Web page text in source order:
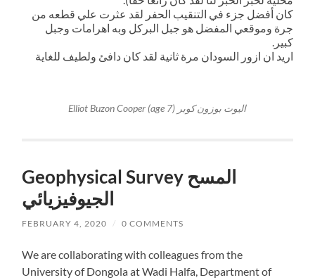
كان أفضل جزء في التنقيب الحفر لقد عثرت علي قطعه من
جرة وموقعي المفضل هو جبل البركل وبه اهرامات وجبل
كبير.
اريد ان ازور السودان مرة ثانية لقد كان دافئ ولطيف للغاية
Elliot Buzon Cooper (age 7) اليوت بوزون كوبر
Geophysical Survey المسح
الجيوفيزيائي
FEBRUARY 4, 2020 / 0 COMMENTS
We are collaborating with colleagues from the
University of Dongola at Wadi Halfa, Department of